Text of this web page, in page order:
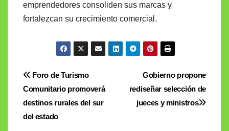
emprendedores consoliden sus marcas y
fortalezcan su crecimiento comercial.
Navegación
de
entradas
Gobierno propone
rediseñar selección de
jueces y ministros
Foro de Turismo
Comunitario promoverá
destinos rurales del sur
del estado